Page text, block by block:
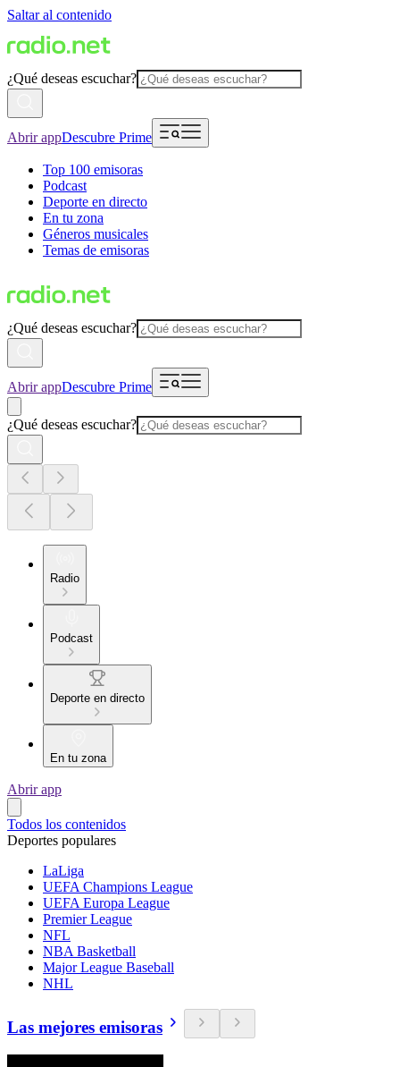
Saltar al contenido
¿Qué deseas escuchar?
Abrir appDescubre Prime
Top 100 emisoras
Podcast
Deporte en directo
En tu zona
Géneros musicales
Temas de emisoras
¿Qué deseas escuchar?
Abrir appDescubre Prime
¿Qué deseas escuchar?
Radio
Podcast
Deporte en directo
En tu zona
Abrir app
Todos los contenidos
Deportes populares
LaLiga
UEFA Champions League
UEFA Europa League
Premier League
NFL
NBA Basketball
Major League Baseball
NHL
Las mejores emisoras